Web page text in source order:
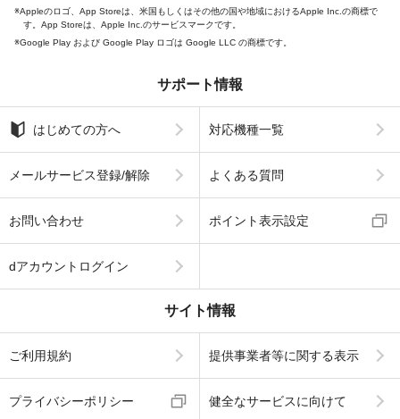
Appleのロゴ、App Storeは、米国もしくはその他の国や地域におけるApple Inc.の商標で
す。App Storeは、Apple Inc.のサービスマークです。
Google Play および Google Play ロゴは Google LLC の商標です。
サポート情報
はじめての方へ 対応機種一覧
メールサービス登録/解除 よくある質問
お問い合わせ ポイント表示設定
dアカウントログイン
サイト情報
ご利用規約 提供事業者等に関する表示
プライバシーポリシー 健全なサービスに向けて